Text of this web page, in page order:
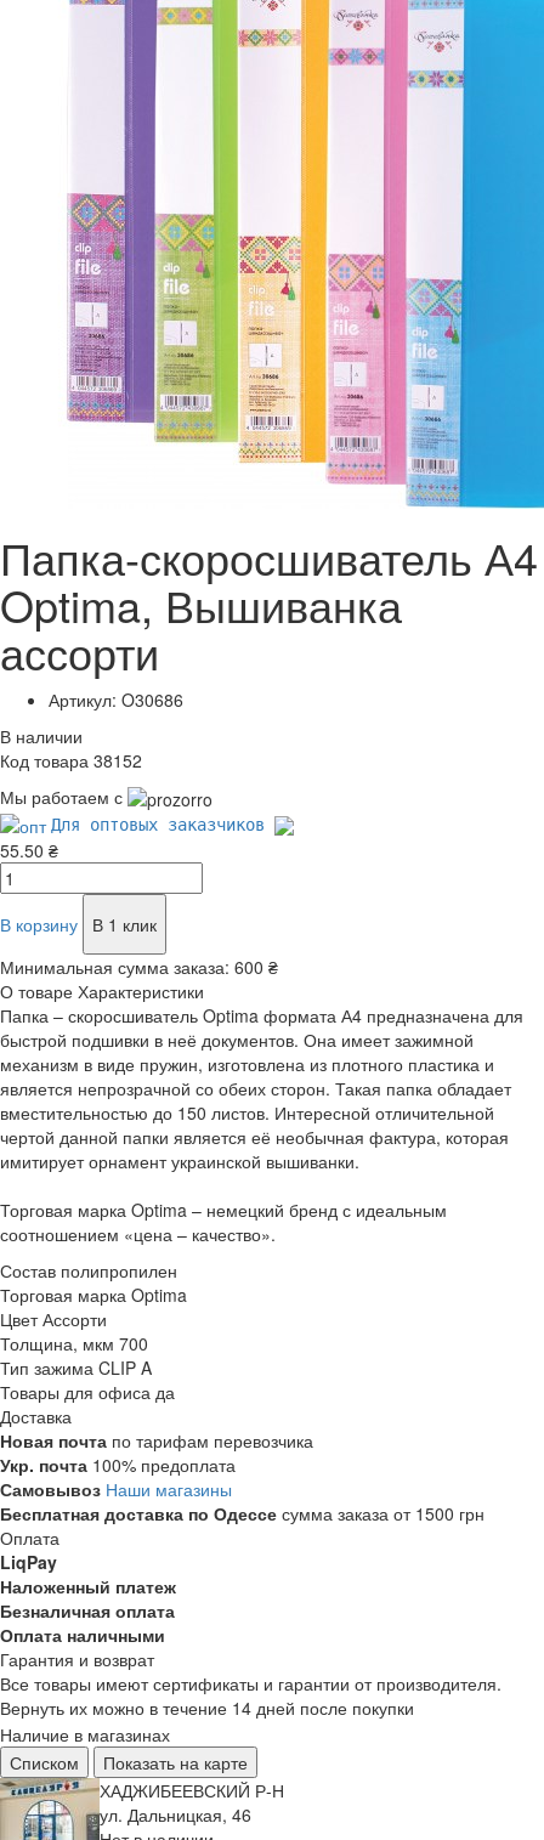
Папка-скоросшиватель А4
Optima, Вышиванка
ассорти
Артикул: O30686
В наличии
Код товара 38152
Мы работаем с
Для оптовых заказчиков
55.50 ₴
В корзину
В 1 клик
Минимальная сумма заказа: 600 ₴
О товаре Характеристики
Папка – скоросшиватель Optima формата А4 предназначена для
быстрой подшивки в неё документов. Она имеет зажимной
механизм в виде пружин, изготовлена из плотного пластика и
является непрозрачной со обеих сторон. Такая папка обладает
вместительностью до 150 листов. Интересной отличительной
чертой данной папки является её необычная фактура, которая
имитирует орнамент украинской вышиванки.
Торговая марка Optima – немецкий бренд с идеальным
соотношением «цена – качество».
Состав полипропилен
Торговая марка Optima
Цвет Ассорти
Толщина, мкм 700
Тип зажима CLIP A
Товары для офиса да
Доставка
Новая почта по тарифам перевозчика
Укр. почта 100% предоплата
Самовывоз Наши магазины
Бесплатная доставка по Одессе сумма заказа от 1500 грн
Оплата
LiqPay
Наложенный платеж
Безналичная оплата
Оплата наличными
Гарантия и возврат
Все товары имеют сертификаты и гарантии от производителя.
Вернуть их можно в течение 14 дней после покупки
Наличие в магазинах
Списком
Показать на карте
ХАДЖИБЕЕВСКИЙ Р-Н
ул. Дальницкая, 46